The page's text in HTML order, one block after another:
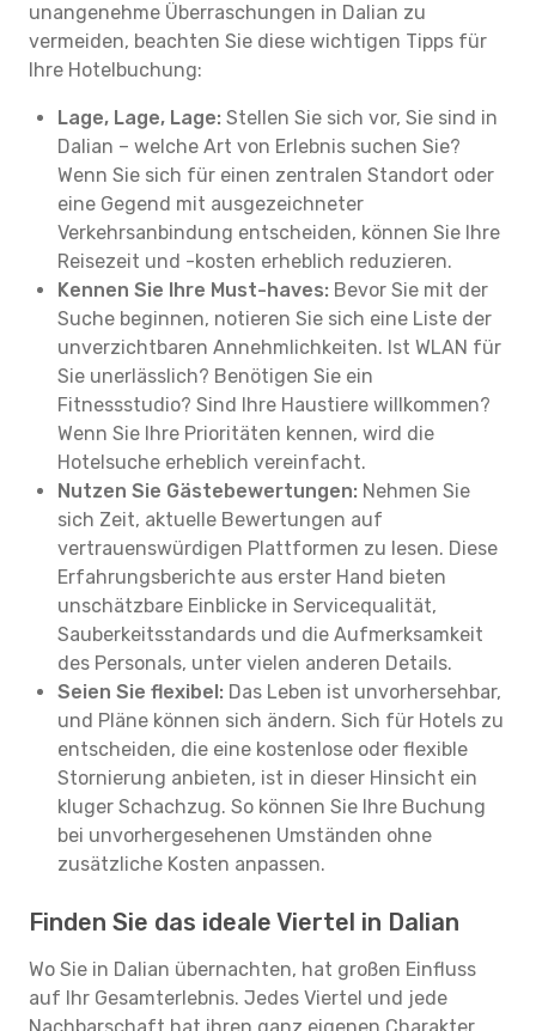
unangenehme Überraschungen in Dalian zu
vermeiden, beachten Sie diese wichtigen Tipps für
Ihre Hotelbuchung:
Lage, Lage, Lage: Stellen Sie sich vor, Sie sind in
Dalian – welche Art von Erlebnis suchen Sie?
Wenn Sie sich für einen zentralen Standort oder
eine Gegend mit ausgezeichneter
Verkehrsanbindung entscheiden, können Sie Ihre
Reisezeit und -kosten erheblich reduzieren.
Kennen Sie Ihre Must-haves: Bevor Sie mit der
Suche beginnen, notieren Sie sich eine Liste der
unverzichtbaren Annehmlichkeiten. Ist WLAN für
Sie unerlässlich? Benötigen Sie ein
Fitnessstudio? Sind Ihre Haustiere willkommen?
Wenn Sie Ihre Prioritäten kennen, wird die
Hotelsuche erheblich vereinfacht.
Nutzen Sie Gästebewertungen: Nehmen Sie
sich Zeit, aktuelle Bewertungen auf
vertrauenswürdigen Plattformen zu lesen. Diese
Erfahrungsberichte aus erster Hand bieten
unschätzbare Einblicke in Servicequalität,
Sauberkeitsstandards und die Aufmerksamkeit
des Personals, unter vielen anderen Details.
Seien Sie flexibel: Das Leben ist unvorhersehbar,
und Pläne können sich ändern. Sich für Hotels zu
entscheiden, die eine kostenlose oder flexible
Stornierung anbieten, ist in dieser Hinsicht ein
kluger Schachzug. So können Sie Ihre Buchung
bei unvorhergesehenen Umständen ohne
zusätzliche Kosten anpassen.
Finden Sie das ideale Viertel in Dalian
Wo Sie in Dalian übernachten, hat großen Einfluss
auf Ihr Gesamterlebnis. Jedes Viertel und jede